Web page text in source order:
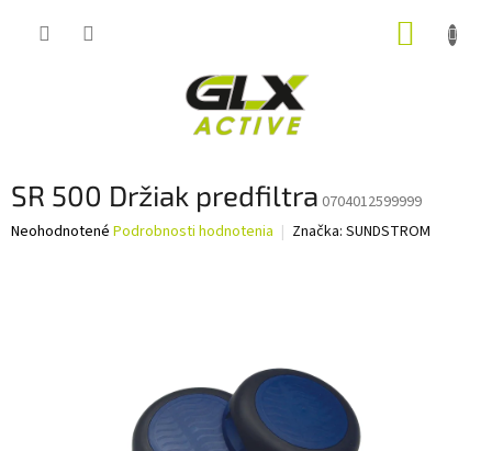
SR 500 Držiak predfiltra 0704012599999
Priemerné
Neohodnotené Podrobnosti hodnotenia Značka: SUNDSTROM